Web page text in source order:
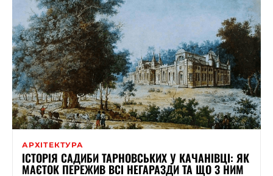
АРХІТЕКТУРА
ІСТОРІЯ САДИБИ ТАРНОВСЬКИХ У КАЧАНІВЦІ: ЯК
МАЄТОК ПЕРЕЖИВ ВСІ НЕГАРАЗДИ ТА ЩО З НИМ